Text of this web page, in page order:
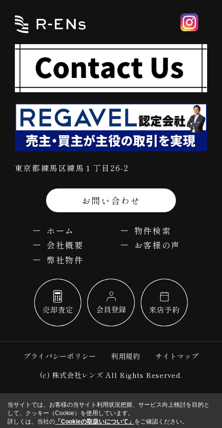
東京都練馬区練馬１丁目26-2
お問い合わせ
ホーム
物件検索
会社概要
お客様の声
弊社物件
プライバシーポリシー 利用規約
サイトマップ
(c) 株式会社レンズ All Rights Reserved.
当サイトでは、お客様の当サイト利用状況把握、サービス向上検討を目的と
して、クッキー（Cookie）を使用しています。
詳しくは、当社の 「Cookieの取扱いについて」 をご確認ください。